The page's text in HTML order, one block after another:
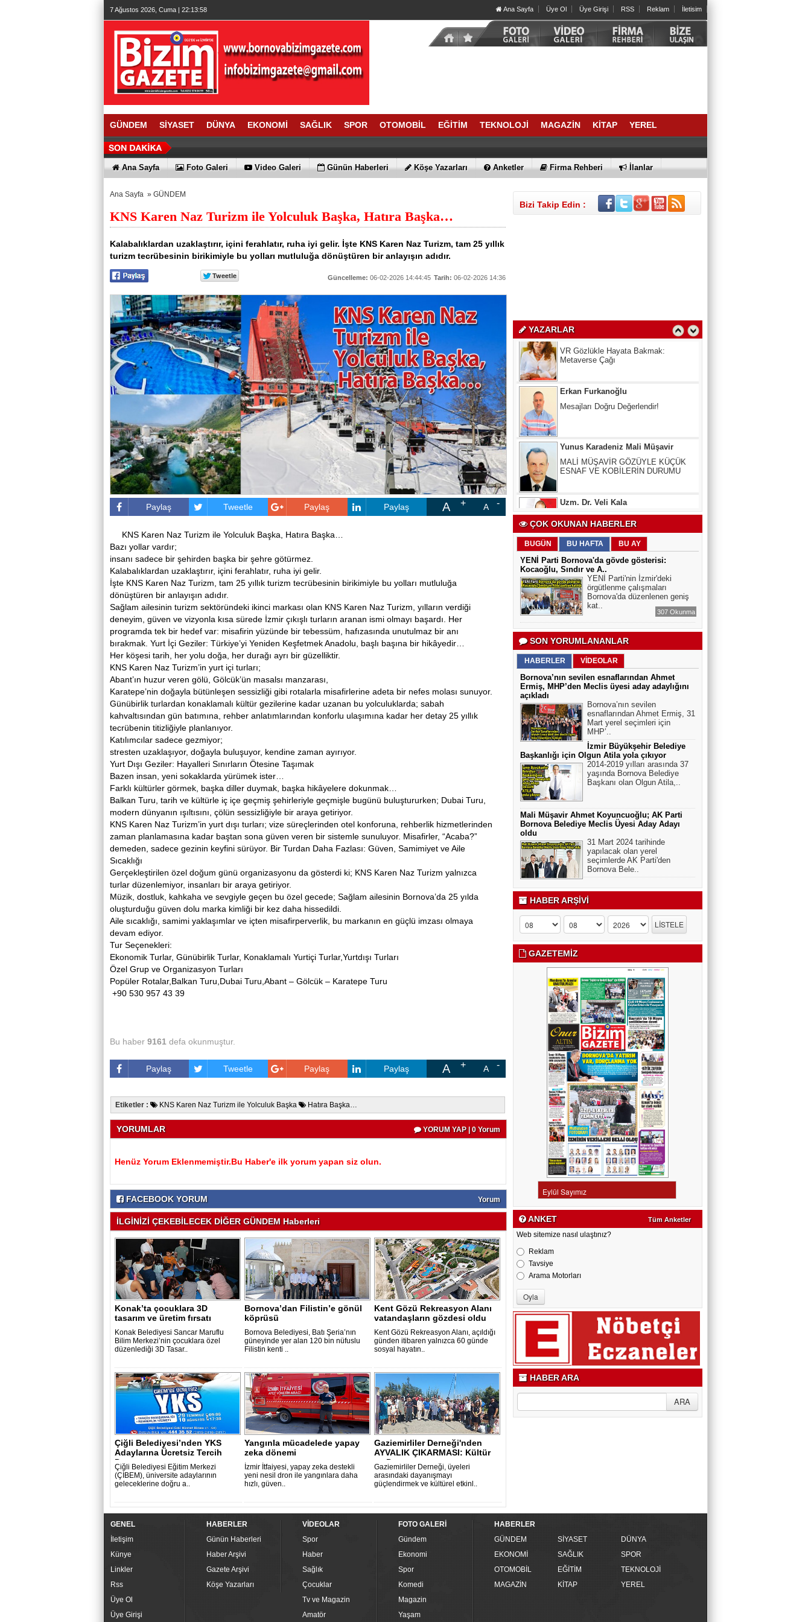
7 Ağustos 2026, Cuma | 22:13:59 Ana Sayfa Üye Ol Üye Girişi RSS Reklam İletisim
GÜNDEM SİYASET DÜNYA EKONOMİ SAĞLIK SPOR OTOMOBİL EĞİTİM TEKNOLOJİ MAGAZİN KİTAP YEREL
Ana Sayfa Foto Galeri Video Galeri Günün Haberleri Köşe Yazarları Anketler Firma Rehberi İlanlar
Ana Sayfa » GÜNDEM
KNS Karen Naz Turizm ile Yolculuk Başka, Hatıra Başka…
Kalabalıklardan uzaklaştırır, içini ferahlatır, ruha iyi gelir. İşte KNS Karen Naz Turizm, tam 25 yıllık
turizm tecrübesinin birikimiyle bu yolları mutluluğa dönüştüren bir anlayışın adıdır.
Güncelleme: 06-02-2026 14:44:45 Tarih: 06-02-2026 14:36
Paylaş Tweetle Paylaş Paylaş A A
KNS Karen Naz Turizm ile Yolculuk Başka, Hatıra Başka…
Bazı yollar vardır;
insanı sadece bir şehirden başka bir şehre götürmez.
Kalabalıklardan uzaklaştırır, içini ferahlatır, ruha iyi gelir.
İşte KNS Karen Naz Turizm, tam 25 yıllık turizm tecrübesinin birikimiyle bu yolları mutluluğa
dönüştüren bir anlayışın adıdır.
Sağlam ailesinin turizm sektöründeki ikinci markası olan KNS Karen Naz Turizm, yılların verdiği
deneyim, güven ve vizyonla kısa sürede İzmir çıkışlı turların aranan ismi olmayı başardı. Her
programda tek bir hedef var: misafirin yüzünde bir tebessüm, hafızasında unutulmaz bir anı
bırakmak. Yurt İçi Geziler: Türkiye’yi Yeniden Keşfetmek Anadolu, başlı başına bir hikâyedir…
Her köşesi tarih, her yolu doğa, her durağı ayrı bir güzelliktir.
KNS Karen Naz Turizm’in yurt içi turları;
Abant’ın huzur veren gölü, Gölcük’ün masalsı manzarası,
Karatepe’nin doğayla bütünleşen sessizliği gibi rotalarla misafirlerine adeta bir nefes molası sunuyor.
Günübirlik turlardan konaklamalı kültür gezilerine kadar uzanan bu yolculuklarda; sabah
kahvaltısından gün batımına, rehber anlatımlarından konforlu ulaşımına kadar her detay 25 yıllık
tecrübenin titizliğiyle planlanıyor.
Katılımcılar sadece gezmiyor;
stresten uzaklaşıyor, doğayla buluşuyor, kendine zaman ayırıyor.
Yurt Dışı Geziler: Hayalleri Sınırların Ötesine Taşımak
Bazen insan, yeni sokaklarda yürümek ister…
Farklı kültürler görmek, başka diller duymak, başka hikâyelere dokunmak…
Balkan Turu, tarih ve kültürle iç içe geçmiş şehirleriyle geçmişle bugünü buluştururken; Dubai Turu,
modern dünyanın ışıltısını, çölün sessizliğiyle bir araya getiriyor.
KNS Karen Naz Turizm’in yurt dışı turları; vize süreçlerinden otel konforuna, rehberlik hizmetlerinden
zaman planlamasına kadar baştan sona güven veren bir sistemle sunuluyor. Misafirler, “Acaba?”
demeden, sadece gezinin keyfini sürüyor. Bir Turdan Daha Fazlası: Güven, Samimiyet ve Aile
Sıcaklığı
Gerçekleştirilen özel doğum günü organizasyonu da gösterdi ki; KNS Karen Naz Turizm yalnızca
turlar düzenlemiyor, insanları bir araya getiriyor.
Müzik, dostluk, kahkaha ve sevgiyle geçen bu özel gecede; Sağlam ailesinin Bornova’da 25 yılda
oluşturduğu güven dolu marka kimliği bir kez daha hissedildi.
Aile sıcaklığı, samimi yaklaşımlar ve içten misafirperverlik, bu markanın en güçlü imzası olmaya
devam ediyor.
Tur Seçenekleri:
Ekonomik Turlar, Günübirlik Turlar, Konaklamalı Yurtiçi Turlar,Yurtdışı Turları
Özel Grup ve Organizasyon Turları
Popüler Rotalar,Balkan Turu,Dubai Turu,Abant – Gölcük – Karatepe Turu
+90 530 957 43 39
Bu haber 9161 defa okunmuştur.
Paylaş Tweetle Paylaş Paylaş A A
Etiketler : KNS Karen Naz Turizm ile Yolculuk Başka Hatıra Başka…
YORUMLAR YORUM YAP | 0 Yorum
Henüz Yorum Eklenmemiştir.Bu Haber'e ilk yorum yapan siz olun.
FACEBOOK YORUM Yorum
İLGİNİZİ ÇEKEBİLECEK DİĞER GÜNDEM Haberleri
Konak’ta çocuklara 3D
tasarım ve üretim fırsatı
Konak Belediyesi Sancar Maruflu
Bilim Merkezi’nin çocuklara özel
düzenlediği 3D Tasar..
Bornova’dan Filistin’e gönül
köprüsü
Bornova Belediyesi, Batı Şeria’nın
güneyinde yer alan 120 bin nüfuslu
Filistin kenti ..
Kent Gözü Rekreasyon Alanı
vatandaşların gözdesi oldu
Kent Gözü Rekreasyon Alanı, açıldığı
günden itibaren yalnızca 60 günde
sosyal hayatın..
Çiğli Belediyesi’nden YKS
Adaylarına Ücretsiz Tercih
Danışma..
Çiğli Belediyesi Eğitim Merkezi
(ÇİBEM), üniversite adaylarının
geleceklerine doğru a..
Yangınla mücadelede yapay
zeka dönemi
İzmir İtfaiyesi, yapay zeka destekli
yeni nesil dron ile yangınlara daha
hızlı, güven..
Gaziemirliler Derneği'nden
AYVALIK ÇIKARMASI: Kültür
ve Dost..
Gaziemirliler Derneği, üyeleri
arasındaki dayanışmayı
güçlendirmek ve kültürel etkinl..
Bizi Takip Edin :
YAZARLAR
Arslan Keskin
ELEKTRİKLİ SCOOTERLAR
YASAKLANMALI MI? GÜVENLİK Mİ,
BÜLENT DEĞİRMENCİ
2021 YAZINDAN NE ÖĞRENDİK?
Metaverse Çağı
Erkan Furkanoğlu
Mesajları Doğru Değerlendir!
Yunus Karadeniz Mali Müşavir
Uzm. Dr. Veli Kala
ELEKTRİKLİ SCOOTERLAR
YASAKLANMALI MI? GÜVENLİK Mİ,
ÖZGÜRLÜK MÜ?
ÇOK OKUNAN HABERLER
BUGÜN BU HAFTA BU AY
YENİ Parti Bornova'da gövde gösterisi:
Kocaoğlu, Sındır ve A..
YENİ Parti'nin İzmir'deki
örgütlenme çalışmaları
Bornova'da düzenlenen geniş
kat..
307 Okunma
SON YORUMLANANLAR
HABERLER VİDEOLAR
Bornova’nın sevilen esnaflarından Ahmet
Ermiş, MHP’den Meclis üyesi aday adaylığını
açıkladı
Bornova’nın sevilen
esnaflarından Ahmet Ermiş, 31
Mart yerel seçimleri için
MHP’..
İzmir Büyükşehir Belediye
Başkanlığı için Olgun Atila yola çıkıyor
2014-2019 yılları arasında 37
yaşında Bornova Belediye
Başkanı olan Olgun Atila,..
Mali Müşavir Ahmet Koyuncuoğlu; AK Parti
Bornova Belediye Meclis Üyesi Aday Adayı
oldu
31 Mart 2024 tarihinde
yapılacak olan yerel
seçimlerde AK Parti'den
Bornova Bele..
HABER ARŞİVİ
GAZETEMİZ
ANKET Tüm Anketler
Web sitemize nasıl ulaştınız?
Reklam
Tavsiye
Arama Motorları
HABER ARA
GENEL
İletişim
Künye
Linkler
Rss
Üye Ol
Üye Girişi
HABERLER
Günün Haberleri
Haber Arşivi
Gazete Arşivi
Köşe Yazarları
VİDEOLAR
Spor
Haber
Sağlık
Çocuklar
Tv ve Magazin
Amatör
FOTO GALERİ
Gündem
Ekonomi
Spor
Komedi
Magazin
Yaşam
HABERLER
GÜNDEM
SİYASET
DÜNYA
EKONOMİ
SAĞLIK
SPOR
OTOMOBİL
EĞİTİM
TEKNOLOJİ
MAGAZİN
KİTAP YEREL